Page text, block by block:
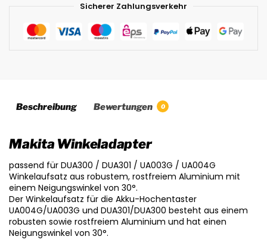
Sicherer Zahlungsverkehr
Beschreibung Bewertungen 0
Makita Winkeladapter
passend für DUA300 / DUA301 / UA003G / UA004G
Winkelaufsatz aus robustem, rostfreiem Aluminium mit
einem Neigungswinkel von 30°.
Der Winkelaufsatz für die Akku-Hochentaster
UA004G/UA003G und DUA301/DUA300 besteht aus einem
robusten sowie rostfreiem Aluminium und hat einen
Neigungswinkel von 30°.